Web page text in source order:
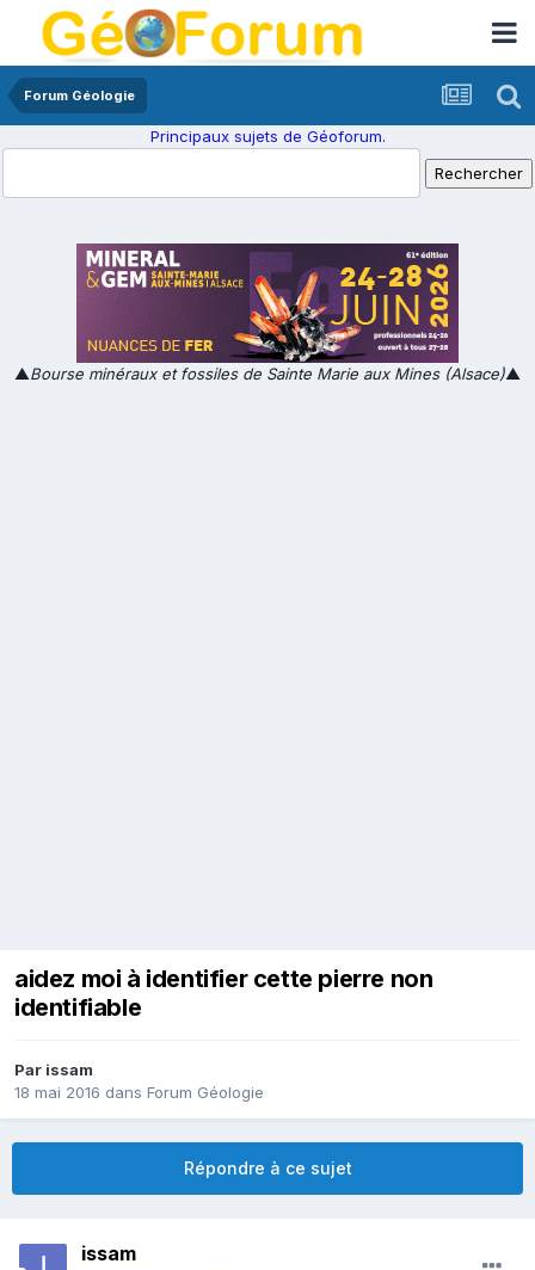
Forum Géologie
Principaux sujets de Géoforum.
▲Bourse minéraux et fossiles de Sainte Marie aux Mines (Alsace)▲
aidez moi à identifier cette pierre non
identifiable
Par issam
18 mai 2016 dans Forum Géologie
Répondre à ce sujet
issam